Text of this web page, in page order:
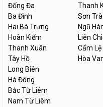
Đống Đa
Ba Đình
Hai Bà Trưng
Hoàn Kiếm
Thanh Xuân
Tây Hồ
Long Biên
Hà Đông
Bắc Từ Liêm
Nam Từ Liêm
Thanh
Sơn Trà
Ngũ
Liên
Cẩm Lệ
Hòa